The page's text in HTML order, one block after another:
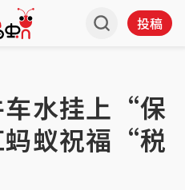
投稿
车水挂上“保
蚁祝福“税